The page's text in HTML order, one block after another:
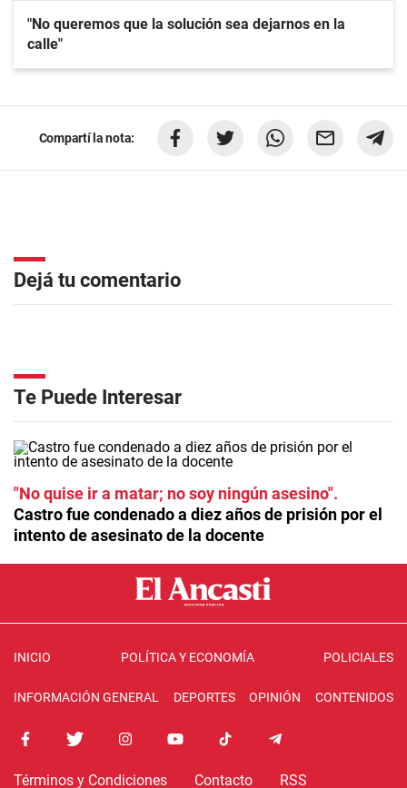
"No queremos que la solución sea dejarnos en la
calle"
Compartí la nota:
Dejá tu comentario
Te Puede Interesar
"No quise ir a matar; no soy ningún asesino"
Castro fue condenado a diez años de prisión por el
intento de asesinato de la docente
INICIO POLÍTICA Y ECONOMÍA POLICIALES
INFORMACIÓN GENERAL DEPORTES OPINIÓN CONTENIDOS
Términos y Condiciones Contacto RSS